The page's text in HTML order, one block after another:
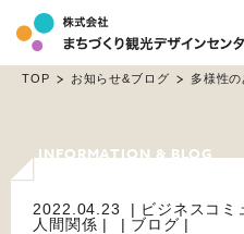
TOP お知らせ&ブログ 多様性
2022.04.23 ビジネスコミ
人間関係
ブログ